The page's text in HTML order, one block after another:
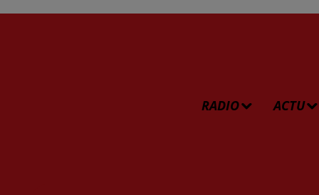
RADIO ACTU